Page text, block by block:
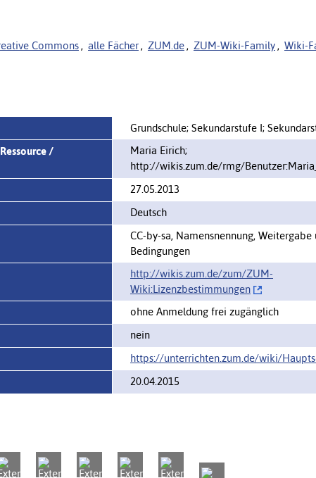
Commons , alle Fächer , ZUM.de , ZUM-Wiki-Family , Wiki-
Grundschule; Sekundarstufe I;
/
Maria Eirich;
http://wikis.zum.de/rmg/
27.05.2013
Deutsch
CC-by-sa, Namensnennung,
Bedingungen
http://wikis.zum.de/zum/‌ZUM-
Wiki:Lizenzbestimmungen
ohne Anmeldung frei zugänglich
nein
https://unterrichten.zum.de/wiki/‌
20.04.2015